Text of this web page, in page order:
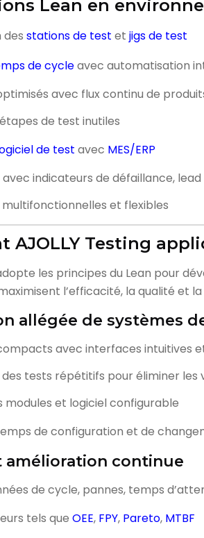
Lean en
des stations de test et jigs de test
de cycleavec automatisation
avec flux continu de
de test inutiles
de test avec MES/ERP
avec indicateurs de défaillance,
et flexibles
AJOLLY Testing
les principes du Lean pour
l’efficacité, la qualité et
allégée de systèmes
avec interfaces intuitives
tests répétitifs pour éliminer les
modules et logiciel configurable
de configuration et de
amélioration continue
de cycle, pannes, temps
tels que OEE, FPY, Pareto, MTBF